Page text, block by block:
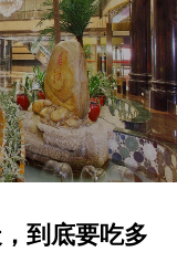
到底要吃多